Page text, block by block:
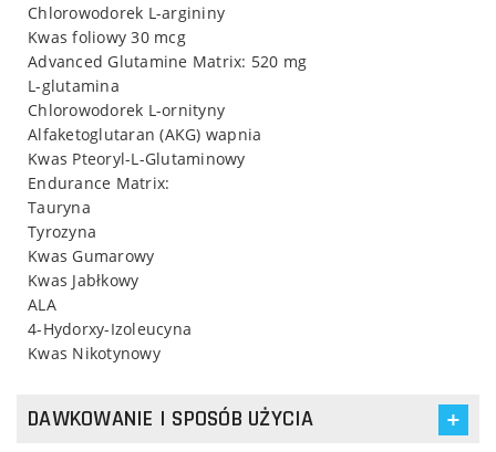
Chlorowodorek L-argininy
Kwas foliowy 30 mcg
Advanced Glutamine Matrix: 520 mg
L-glutamina
Chlorowodorek L-ornityny
Alfaketoglutaran (AKG) wapnia
Kwas Pteoryl-L-Glutaminowy
Endurance Matrix:
Tauryna
Tyrozyna
Kwas Gumarowy
Kwas Jabłkowy
ALA
4-Hydorxy-Izoleucyna
Kwas Nikotynowy
DAWKOWANIE I SPOSÓB UŻYCIA